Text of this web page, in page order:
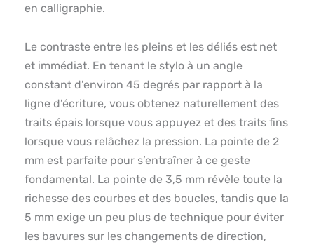
en calligraphie.
Le contraste entre les pleins et les déliés est net
et immédiat. En tenant le stylo à un angle
constant d’environ 45 degrés par rapport à la
ligne d’écriture, vous obtenez naturellement des
traits épais lorsque vous appuyez et des traits fins
lorsque vous relâchez la pression. La pointe de 2
mm est parfaite pour s’entraîner à ce geste
fondamental. La pointe de 3,5 mm révèle toute la
richesse des courbes et des boucles, tandis que la
5 mm exige un peu plus de technique pour éviter
les bavures sur les changements de direction,